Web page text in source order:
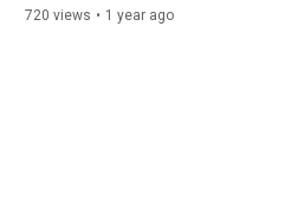
紹介します！
720 views • 1 year ago